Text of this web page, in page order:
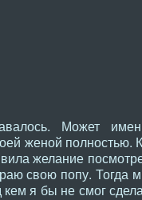
Может
женой полностью.
желание
свою попу. Тогда
я бы не смог